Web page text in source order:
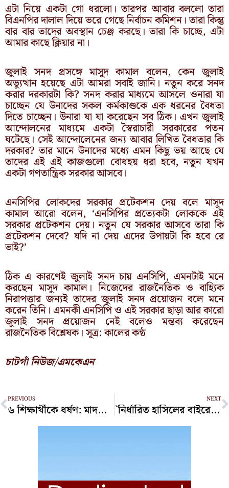
এটা নিয়ে একটা গো ধরলো। তারপর আবার বললো তারা
বিএনপির দালাল দিয়ে ভরে গেছে নির্বাচন কমিশন। তারা কিন্তু
বার বার তাদের অবস্থান চেঞ্জ করছে। তারা কি চাচ্ছে, এটা
আমার কাছে ক্লিয়ার না।
জুলাই সনদ প্রসঙ্গে মাসুদ কামাল বলেন, কেন জুলাই
অভ্যুত্থান হয়েছে এটা আমরা সবাই জানি। নতুন করে সনদ
করার দরকারটা কি? সনদ করার মাধ্যমে আসলে ওনারা যা
চাচ্ছেন যে উনাদের সকল কর্মকাণ্ডকে এক ধরনের বৈধতা
দিতে চাচ্ছেন। উনারা যা যা করেছেন সব ঠিক। এখন জুলাই
আন্দোলনের মাধ্যমে একটা স্বৈরাচারী সরকারের পতন
ঘটেছে। সেই আন্দোলেনের জন্য আবার লিখিত বৈধতার কি
দরকার? তার মানে উনাদের মধ্যে এমন কিছু ভয় আছে যে
তাদের এই এই কাজগুলো বোধহয় ধরা হবে, নতুন যখন
একটা গণতান্ত্রিক সরকার আসবে।
এনসিপির লোকদের সরকার প্রটেকশন দেয় বলে মাসুদ
কামাল আরো বলেন, ‘এনসিপির প্রত্যেকটা লোককে এই
সরকার প্রটেকশন দেয়। নতুন যে সরকার আসবে তারা কি
প্রটেকশন দেবে? যদি না দেয় এদের উপায়টা কি হবে রে
ভাই?’
ঠিক এ কারণেই জুলাই সনদ চায় এনসিপি, এমনটাই মনে
করছেন মাসুদ কামাল। নিজেদের রাজনৈতিক ও বাহ্যিক
নিরাপত্তার জন্যই তাদের জুলাই সনদ প্রয়োজন বলে মনে
করেন তিনি। এমনকী এনসিপি ও এই সরকার ছাড়া আর কারো
জুলাই সনদ প্রয়োজন নেই বলেও মন্তব্য করেছেন
রাজনৈতিক বিশ্লেষক। সূত্র: কালের কন্ঠ
চাটগাঁ নিউজ/এমকেএন
Prev
PREVIOUS
৬ শিক্ষার্থীকে ধর্ষণ: মাদরাসা শিক্ষকের আমৃত্যু কারাদণ্ড
NEXT
`নির্ধারিত হাসিলের বাইরে অতিরিক্ত আদায় করলে ব্যবস্থা’